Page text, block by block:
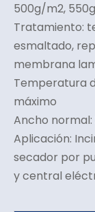
500g/m2,
Tratamiento:
esmaltado,
membrana
Temperatura
máximo
Ancho
Aplicación:
secador por
y central